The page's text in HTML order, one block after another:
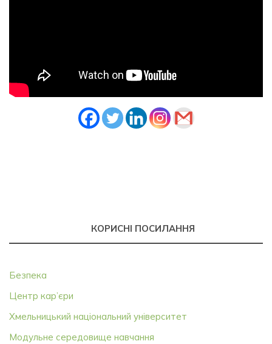
КОРИСНІ ПОСИЛАННЯ
Безпека
Центр кар’єри
Хмельницький національний університет
Модульне середовище навчання